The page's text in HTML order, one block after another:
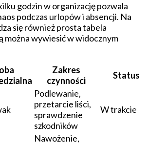
godzin w organizację pozwala
podczas urlopów i absencji. Na
się również prosta tabela
można wywiesić w widocznym
Zakres
czynności
Status
Podlewanie,
przetarcie liści,
sprawdzenie
szkodników
W trakcie
Nawożenie,